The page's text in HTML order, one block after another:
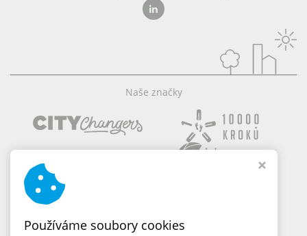
Naše značky
Používáme soubory cookies